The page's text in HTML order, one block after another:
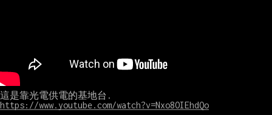
https://www.youtube.com/watch?v=Nxo8OIEhdQo